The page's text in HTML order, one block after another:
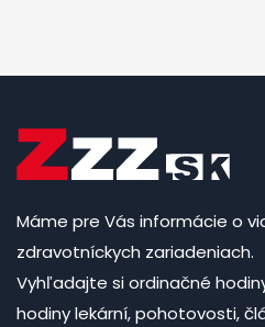
Máme pre Vás informácie o
zdravotníckych zariadeniach.
Vyhľadajte si ordinačné
hodiny lekární, pohotovosti,